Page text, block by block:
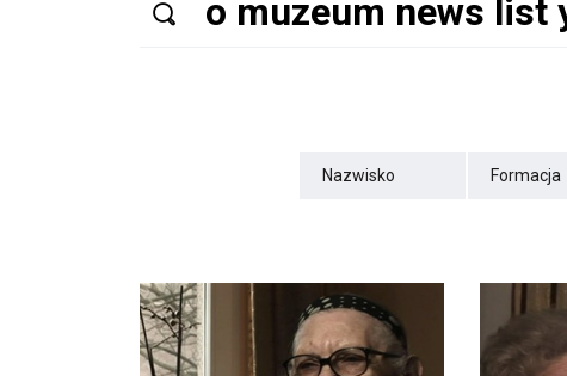
Nazwisko Formacja